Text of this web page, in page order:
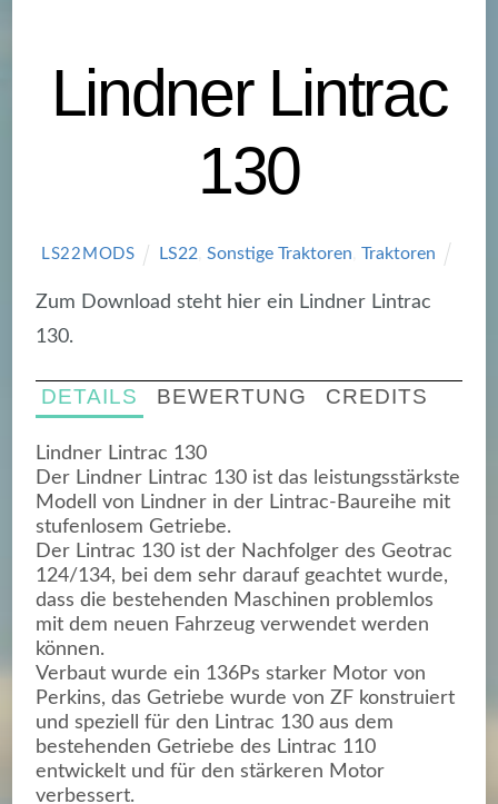
Lindner Lintrac
130
LS22MODS LS22 ,Sonstige Traktoren ,Traktoren
Zum Download steht hier ein Lindner Lintrac
130.
DETAILS BEWERTUNG CREDITS
Lindner Lintrac 130
Der Lindner Lintrac 130 ist das leistungsstärkste
Modell von Lindner in der Lintrac-Baureihe mit
stufenlosem Getriebe.
Der Lintrac 130 ist der Nachfolger des Geotrac
124/134, bei dem sehr darauf geachtet wurde,
dass die bestehenden Maschinen problemlos
mit dem neuen Fahrzeug verwendet werden
können.
Verbaut wurde ein 136Ps starker Motor von
Perkins, das Getriebe wurde von ZF konstruiert
und speziell für den Lintrac 130 aus dem
bestehenden Getriebe des Lintrac 110
entwickelt und für den stärkeren Motor
verbessert.